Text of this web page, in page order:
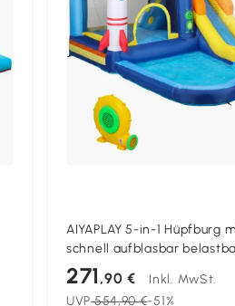
AIYAPLAY 5-in-1 Hüpfburg
schnell aufblasbar
3-8 Jahre 3,6x 2,5x1,95m
271 ,90 €
Inkl. MwSt.
UVP554,90 €-51%